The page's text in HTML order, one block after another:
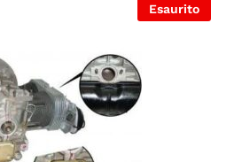
Esaurito